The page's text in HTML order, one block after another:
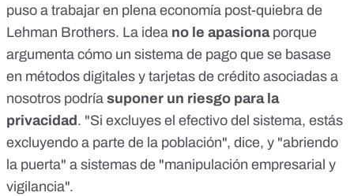
puso a trabajar en plena economía post-quiebra de
Lehman Brothers. La idea no le apasionaporque
argumenta cómo un sistema de pago que se basase
en métodos digitales y tarjetas de crédito asociadas a
nosotros podría suponer un riesgo para la
privacidad . "Si excluyes el efectivo del sistema, estás
excluyendo a parte de la población", dice, y "abriendo
la puerta" a sistemas de "manipulación empresarial y
vigilancia".